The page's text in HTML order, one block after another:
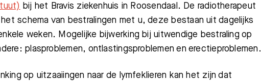
bij het Bravis ziekenhuis in Roosendaal. De radiotherapeut
schema van bestralingen met u, deze bestaan uit dagelijks
weken. Mogelijke bijwerking bij uitwendige bestraling op
plasproblemen, ontlastingsproblemen en erectieproblemen.
op uitzaaiingen naar de lymfeklieren kan het zijn dat